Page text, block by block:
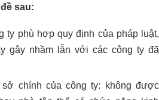
sau:
ty phù hợp quy định của pháp luật,
gây nhầm lẫn với các công ty đã
chính của công ty: không được